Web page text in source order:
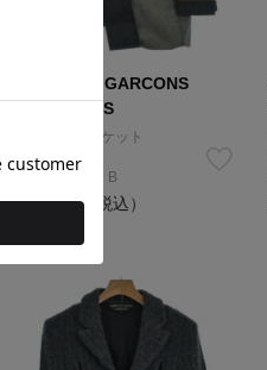
COMME des GARCONS
HOMME PLUS
カジュアルジャケット
サイズ：M
コンディション: B
159,900円（税込）